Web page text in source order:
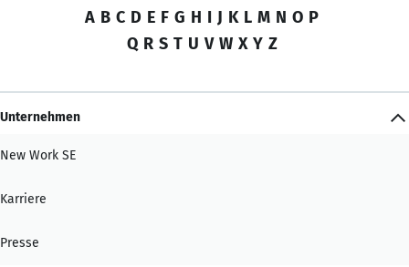
A B C D E F G H I J K L M N O P
Q R S T U V W X Y Z
Unternehmen
New Work SE
Karriere
Presse